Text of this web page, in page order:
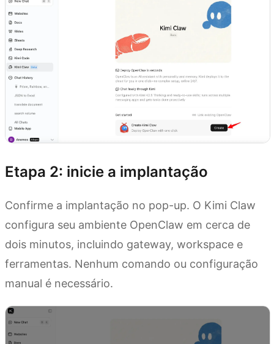
Etapa 2: inicie a implantação
Confirme a implantação no pop-up. O Kimi Claw
configura seu ambiente OpenClaw em cerca de
dois minutos, incluindo gateway, workspace e
ferramentas. Nenhum comando ou configuração
manual é necessário.